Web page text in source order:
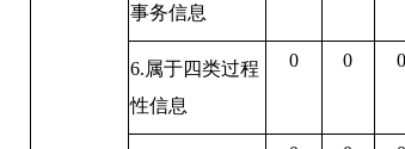
事务信息
6.属于四类过程
性信息
0 0 0